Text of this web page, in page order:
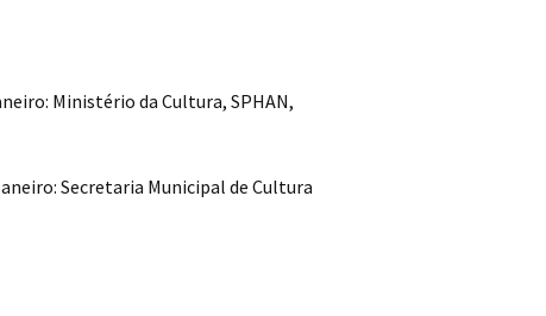
Ministério da Cultura, SPHAN,
Secretaria Municipal de Cultura